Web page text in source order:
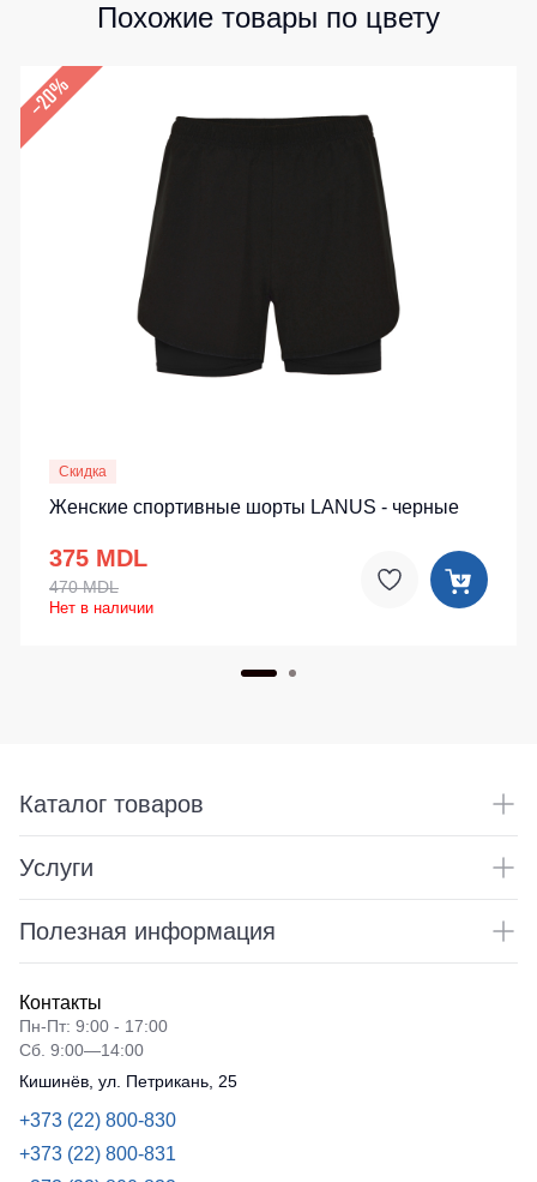
Похожие товары по цвету
–20%
Скидка
Женские спортивные шорты LANUS - черные
375 MDL
470 MDL
Нет в наличии
Каталог товаров
Услуги
Полезная информация
Контакты
Пн-Пт: 9:00 - 17:00
Сб. 9:00—14:00
Кишинёв, ул. Петрикань, 25
+373 (22) 800-830
+373 (22) 800-831